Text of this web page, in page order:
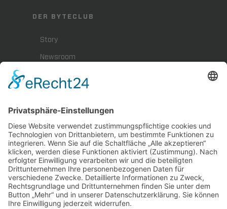
DER BYTECLUB
Story
Newsroom
Karriere
BYTEBLOG
Downloads
Impressum
Datenschutz
Hinweisgeberschutz